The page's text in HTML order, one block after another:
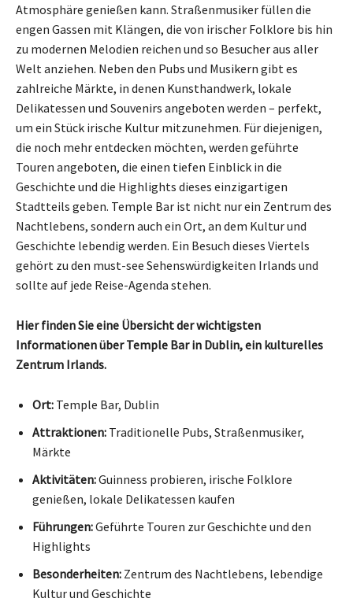
Atmosphäre genießen kann. Straßenmusiker füllen die
engen Gassen mit Klängen, die von irischer Folklore bis hin
zu modernen Melodien reichen und so Besucher aus aller
Welt anziehen. Neben den Pubs und Musikern gibt es
zahlreiche Märkte, in denen Kunsthandwerk, lokale
Delikatessen und Souvenirs angeboten werden – perfekt,
um ein Stück irische Kultur mitzunehmen. Für diejenigen,
die noch mehr entdecken möchten, werden geführte
Touren angeboten, die einen tiefen Einblick in die
Geschichte und die Highlights dieses einzigartigen
Stadtteils geben. Temple Bar ist nicht nur ein Zentrum des
Nachtlebens, sondern auch ein Ort, an dem Kultur und
Geschichte lebendig werden. Ein Besuch dieses Viertels
gehört zu den must-see Sehenswürdigkeiten Irlands und
sollte auf jede Reise-Agenda stehen.
Hier finden Sie eine Übersicht der wichtigsten
Informationen über Temple Bar in Dublin, ein kulturelles
Zentrum Irlands.
Ort: Temple Bar, Dublin
Attraktionen: Traditionelle Pubs, Straßenmusiker,
Märkte
Aktivitäten:Guinness probieren, irische Folklore
genießen, lokale Delikatessen kaufen
Führungen:Geführte Touren zur Geschichte und den
Highlights
Besonderheiten: Zentrum des Nachtlebens, lebendige
Kultur und Geschichte